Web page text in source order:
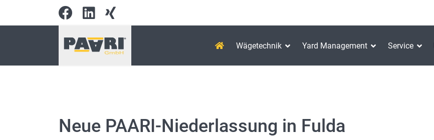
Wägetechnik Yard Management Service
Neue PAARI-Niederlassung in Fulda